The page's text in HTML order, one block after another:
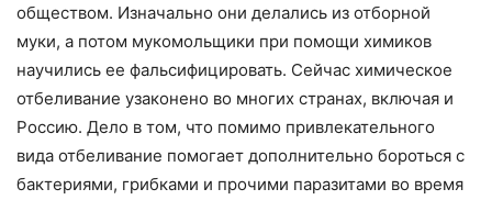
обществом. Изначально они делались из отборной
муки, а потом мукомольщики при помощи химиков
научились ее фальсифицировать. Сейчас химическое
отбеливание узаконено во многих странах, включая и
Россию. Дело в том, что помимо привлекательного
вида отбеливание помогает дополнительно бороться с
бактериями, грибками и прочими паразитами во время